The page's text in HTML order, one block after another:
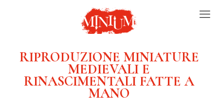
RIPRODUZIONE MINIATURE
MEDIEVALI E
RINASCIMENTALI FATTE A
MANO